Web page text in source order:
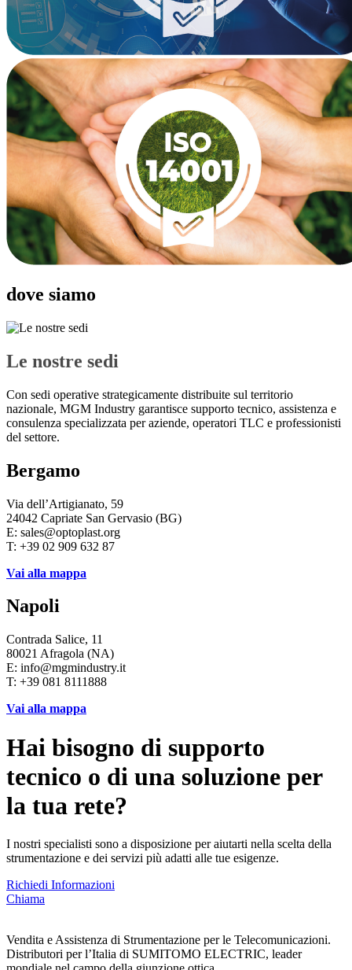
dove siamo
Le nostre sedi
Con sedi operative strategicamente distribuite sul territorio
nazionale, MGM Industry garantisce supporto tecnico, assistenza e
consulenza specializzata per aziende, operatori TLC e professionisti
del settore.
Bergamo
Via dell’Artigianato, 59
24042 Capriate San Gervasio (BG)
E: sales@optoplast.org
T: +39 02 909 632 87
Vai alla mappa
Napoli
Contrada Salice, 11
80021 Afragola (NA)
E: info@mgmindustry.it
T: +39 081 8111888
Vai alla mappa
Hai bisogno di supporto
tecnico o di una soluzione per
la tua rete?
I nostri specialisti sono a disposizione per aiutarti nella scelta della
strumentazione e dei servizi più adatti alle tue esigenze.
Richiedi Informazioni
Chiama
Vendita e Assistenza di Strumentazione per le Telecomunicazioni.
Distributori per l’Italia di SUMITOMO ELECTRIC, leader